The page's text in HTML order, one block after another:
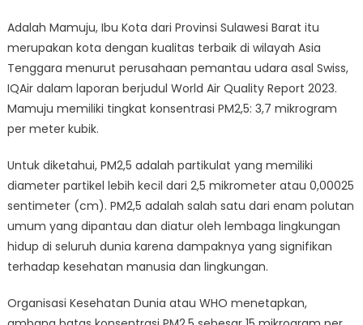
Adalah Mamuju, Ibu Kota dari Provinsi Sulawesi Barat itu
merupakan kota dengan kualitas terbaik di wilayah Asia
Tenggara menurut perusahaan pemantau udara asal Swiss,
IQAir dalam laporan berjudul World Air Quality Report 2023.
Mamuju memiliki tingkat konsentrasi PM2,5: 3,7 mikrogram
per meter kubik.
Untuk diketahui, PM2,5 adalah partikulat yang memiliki
diameter partikel lebih kecil dari 2,5 mikrometer atau 0,00025
sentimeter (cm). PM2,5 adalah salah satu dari enam polutan
umum yang dipantau dan diatur oleh lembaga lingkungan
hidup di seluruh dunia karena dampaknya yang signifikan
terhadap kesehatan manusia dan lingkungan.
Organisasi Kesehatan Dunia atau WHO menetapkan,